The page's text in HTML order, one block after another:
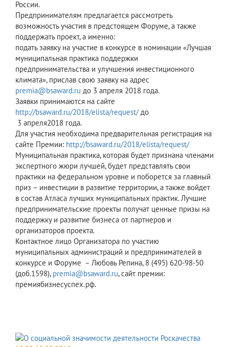
России.
Предпринимателям предлагается рассмотреть
возможность участия в предстоящем Форуме, а также
поддержать проект, а именно:
подать заявку на участие в конкурсе в номинации «Лучшая
муниципальная практика поддержки
предпринимательства и улучшения инвестиционного
климата», прислав свою заявку на адрес
premia@bsaward.ru до 3 апреля 2018 года.
Заявки принимаются на сайте
http://bsaward.ru/2018/elista/request/до
3 апреля2018 года.
Для участия необходима предварительная регистрация на
сайте Премии: http://bsaward.ru/2018/elista/request/
Муниципальная практика, которая будет признана членами
экспертного жюри лучшей, будет представлять свои
практики на федеральном уровне и поборется за главный
приз – инвестиции в развитие территории, а также войдет
в состав Атласа лучших муниципальных практик. Лучшие
предпринимательские проекты получат ценные призы на
поддержку и развитие бизнеса от партнеров и
организаторов проекта.
Контактное лицо Организатора по участию
муниципальных администраций и предпринимателей в
конкурсе и Форуме – Любовь Репина, 8 (495) 620-98-50
(доб.1598), premia@bsaward.ru, сайт премии:
премиябизнесуспех.рф.